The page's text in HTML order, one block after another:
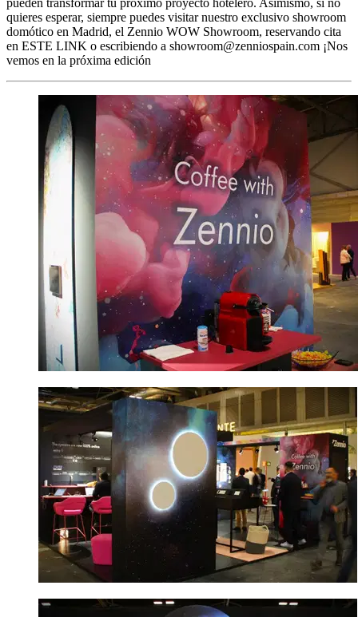
quieres esperar, siempre puedes visitar nuestro exclusivo showroom
domótico en Madrid, el Zennio WOW Showroom, reservando cita
en ESTE LINK o escribiendo a showroom@zenniospain.com ¡Nos
vemos en la próxima edición